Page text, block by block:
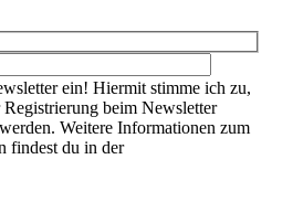
ein! Hiermit stimme ich zu,
Registrierung beim Newsletter
Weitere Informationen zum
findest du in der